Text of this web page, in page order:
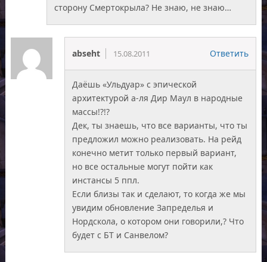
сторону Смертокрыла? Не знаю, не знаю…
abseht 15.08.2011 Ответить
Даёшь «Ульдуар» с эпической
архитектурой а-ля Дир Маул в народные
массы!?!?
Дек, ты знаешь, что все варианты, что ты
предложил можно реализовать. На рейд
конечно метит только первый вариант,
но все остальные могут пойти как
инстансы 5 ппл.
Если близы так и сделают, то когда же мы
увидим обновление Запределья и
Нордскола, о котором они говорили,? Что
будет с БТ и Санвелом?